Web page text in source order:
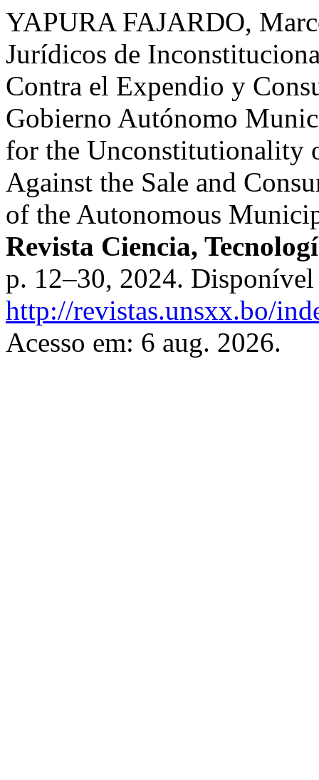
YAPURA FAJARDO,
Jurídicos de
Contra el Expendio y
Gobierno Autónomo
for the Unconstitutionality
Against the Sale and
of the Autonomous
Revista Ciencia,
p. 12–30, 2024. Disponível
http://revistas.unsxx.bo/
Acesso em: 6 aug. 2026.